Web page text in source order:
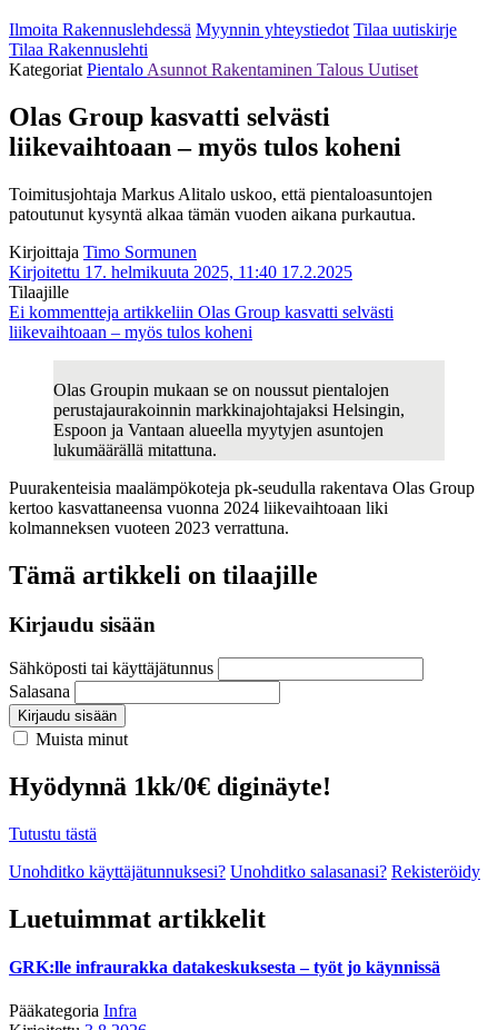
Ilmoita Rakennuslehdessä Myynnin yhteystiedot Tilaa uutiskirje
Tilaa Rakennuslehti
Kategoriat Pientalo Asunnot Rakentaminen Talous Uutiset
Olas Group kasvatti selvästi
liikevaihtoaan – myös tulos koheni
Toimitusjohtaja Markus Alitalo uskoo, että pientaloasuntojen
patoutunut kysyntä alkaa tämän vuoden aikana purkautua.
Kirjoittaja Timo Sormunen
Kirjoitettu 17. helmikuuta 2025, 11:40 17.2.2025
Tilaajille
Ei kommentteja artikkeliin Olas Group kasvatti selvästi
liikevaihtoaan – myös tulos koheni
Olas Groupin mukaan se on noussut pientalojen
perustajaurakoinnin markkinajohtajaksi Helsingin,
Espoon ja Vantaan alueella myytyjen asuntojen
lukumäärällä mitattuna.
Puurakenteisia maalämpökoteja pk-seudulla rakentava Olas Group
kertoo kasvattaneensa vuonna 2024 liikevaihtoaan liki
kolmanneksen vuoteen 2023 verrattuna.
Tämä artikkeli on tilaajille
Kirjaudu sisään
Sähköposti tai käyttäjätunnus
Salasana
Kirjaudu sisään
Muista minut
Hyödynnä 1kk/0€ diginäyte!
Tutustu tästä
Unohditko käyttäjätunnuksesi? Unohditko salasanasi? Rekisteröidy
Luetuimmat artikkelit
GRK:lle infraurakka datakeskuksesta – työt jo käynnissä
Pääkategoria Infra